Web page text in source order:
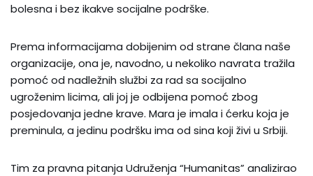
bolesna i bez ikakve socijalne podrške.
Prema informacijama dobijenim od strane člana naše
organizacije, ona je, navodno, u nekoliko navrata tražila
pomoć od nadležnih službi za rad sa socijalno
ugroženim licima, ali joj je odbijena pomoć zbog
posjedovanja jedne krave. Mara je imala i ćerku koja je
preminula, a jedinu podršku ima od sina koji živi u Srbiji.
Tim za pravna pitanja Udruženja “Humanitas” analizirao